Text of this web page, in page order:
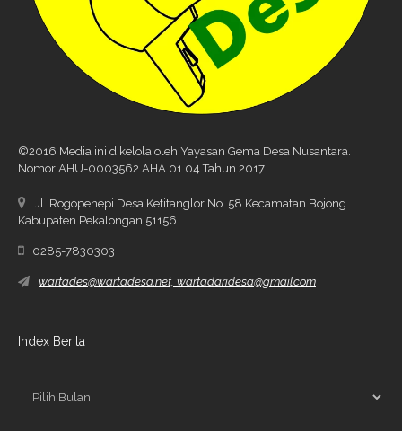
©2016 Media ini dikelola oleh Yayasan Gema Desa Nusantara.
Nomor AHU-0003562.AHA.01.04 Tahun 2017.
Jl. Rogopenepi Desa Ketitanglor No. 58 Kecamatan Bojong
Kabupaten Pekalongan 51156
0285-7830303
wartades@wartadesa.net, wartadaridesa@gmail.com
Index Berita